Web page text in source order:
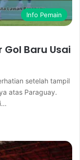
Info Pemain
Gol Baru Usai
setelah tampil
atas Paraguay.